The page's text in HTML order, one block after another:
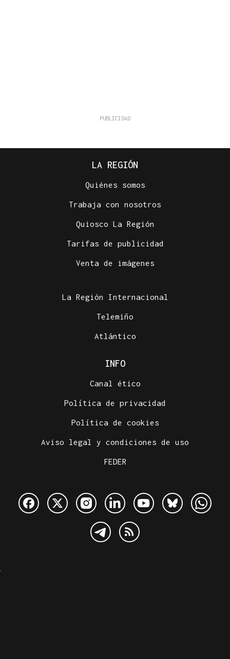
LA REGIÓN
Quiénes somos
Trabaja con nosotros
Quiosco La Región
Tarifas de publicidad
Venta de imágenes
La Región Internacional
Telemiño
Atlántico
INFO
Canal ético
Política de privacidad
Política de cookies
Aviso legal y condiciones de uso
FEDER